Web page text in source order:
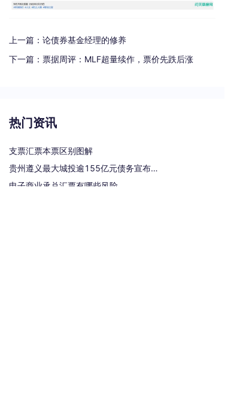
上一篇： 论债券基金经理的修养
下一篇： 票据周评：MLF超量续作，票价先跌后涨
热门资讯
支票汇票本票区别图解
贵州遵义最大城投逾155亿元债务宣布重组
电子商业承兑汇票有哪些风险